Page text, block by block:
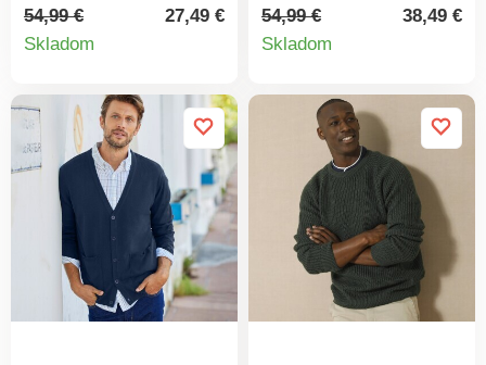
úplet Milano. Stojačik.
Dlhé rukávy. Predný diel
zakončenie. Možno prať
v práčke.
54,99 €
27,49 €
Skladom
úplet Milano. Stojačik.
Dlhé rukávy. Predný diel
zakončenie. Možno prať
v práčke.
54,99 €
38,49 €
Skladom